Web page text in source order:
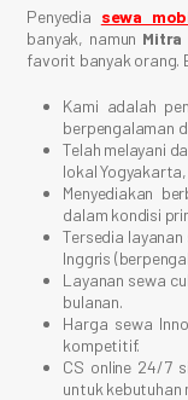
Penyedia sewa
banyak, namun Mitra
favorit banyak orang.
Kami adalah
berpengalaman
Telah melayani
lokal
Menyediakan
dalam kondisi
Tersedia
Inggris
Layanan sewa
bulanan.
Harga sewa
kompetitif.
CS online 24/7
untuk kebutuhan